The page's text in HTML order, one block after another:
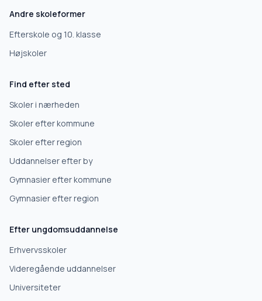
10. klasse
Erhvervsuddannelse
Videregående uddannelse
Andre skoleformer
Efterskole og 10. klasse
Højskoler
Find efter sted
Skoler i nærheden
Skoler efter kommune
Skoler efter region
Uddannelser efter by
Gymnasier efter kommune
Gymnasier efter region
Efter ungdomsuddannelse
Erhvervsskoler
Videregående uddannelser
Universiteter